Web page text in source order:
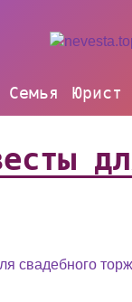
Семья Юрист
свадебного